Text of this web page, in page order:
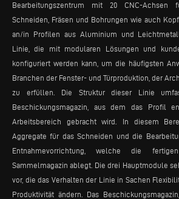
Bearbeitungszentrum mit 20 CNC-Achsen
Schneiden, Fräsen und Bohrungen wie auch
an/in Profilen aus Aluminium und
Linie, die mit modularen Lösungen und
konfiguriert werden kann, um die häufigsten
Branchen der Fenster- und Türproduktion, der
zu erfüllen. Die Struktur dieser Linie
Beschickungsmagazin, aus dem das Profil
Arbeitsbereich gebracht wird. In diesem
Aggregate für das Schneiden und die
Entnahmevorrichtung, welche die
Sammelmagazin ablegt. Die drei Hauptmodule
vor, die das Verhalten der Linie in Sachen
Produktivität ändern. Das